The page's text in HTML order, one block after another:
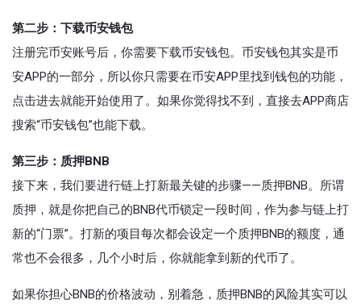
第二步：下载币安钱包
注册完币安账号后，你需要下载币安钱包。币安钱包其实是币
安APP的一部分，所以你只需要在币安APP里找到钱包的功能，
点击进去就能开始使用了。如果你觉得找不到，直接去APP商店
搜索“币安钱包”也能下载。
第三步：质押BNB
接下来，我们要进行链上打新最关键的步骤——质押BNB。所谓
质押，就是你把自己的BNB代币锁定一段时间，作为参与链上打
新的“门票”。打新的项目每次都会设定一个质押BNB的额度，通
常也不会很多，几个小时后，你就能拿到新的代币了。
如果你担心BNB的价格波动，别着急，质押BNB的风险其实可以